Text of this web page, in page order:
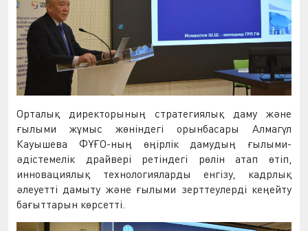
Орталық директорының стратегиялық даму және
ғылыми жұмыс жөніндегі орынбасары Алмагүл
Кауышева ФҰҒО-ның өңірлік дамудың ғылыми-
әдістемелік драйвері ретіндегі рөлін атап өтіп,
инновациялық технологияларды енгізу, кадрлық
әлеуетті дамыту және ғылыми зерттеулерді кеңейту
бағыттарын көрсетті.